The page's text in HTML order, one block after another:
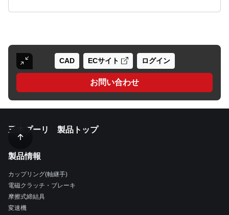
CAD ECサイト ログイン
お問い合わせ
三木プーリ 製品トップ
製品情報
カップリング(軸継手)
電磁クラッチ・ブレーキ
摩擦式締結具
変速機